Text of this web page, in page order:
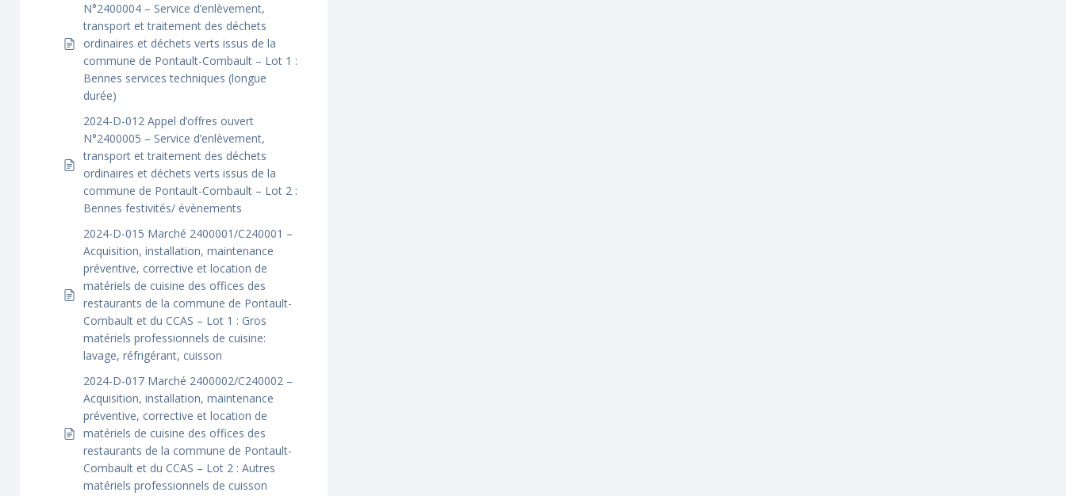
N°2400004 – Service d’enlèvement,
transport et traitement des déchets
ordinaires et déchets verts issus de la
commune de Pontault-Combault – Lot 1 :
Bennes services techniques (longue
durée)
2024-D-012 Appel d’offres ouvert
N°2400005 – Service d’enlèvement,
transport et traitement des déchets
ordinaires et déchets verts issus de la
commune de Pontault-Combault – Lot 2 :
Bennes festivités/ évènements
2024-D-015 Marché 2400001/C240001 –
Acquisition, installation, maintenance
préventive, corrective et location de
matériels de cuisine des offices des
restaurants de la commune de Pontault-
Combault et du CCAS – Lot 1 : Gros
matériels professionnels de cuisine:
lavage, réfrigérant, cuisson
2024-D-017 Marché 2400002/C240002 –
Acquisition, installation, maintenance
préventive, corrective et location de
matériels de cuisine des offices des
restaurants de la commune de Pontault-
Combault et du CCAS – Lot 2 : Autres
matériels professionnels de cuisson